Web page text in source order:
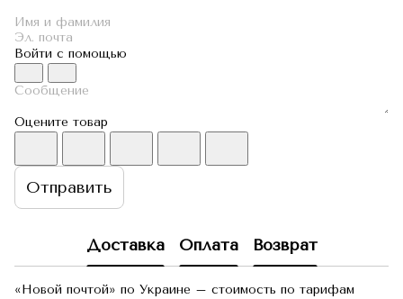
Войти с помощью
Оцените товар
Отправить
Доставка Оплата Возврат
«Новой почтой» по Украине – стоимость по тарифам